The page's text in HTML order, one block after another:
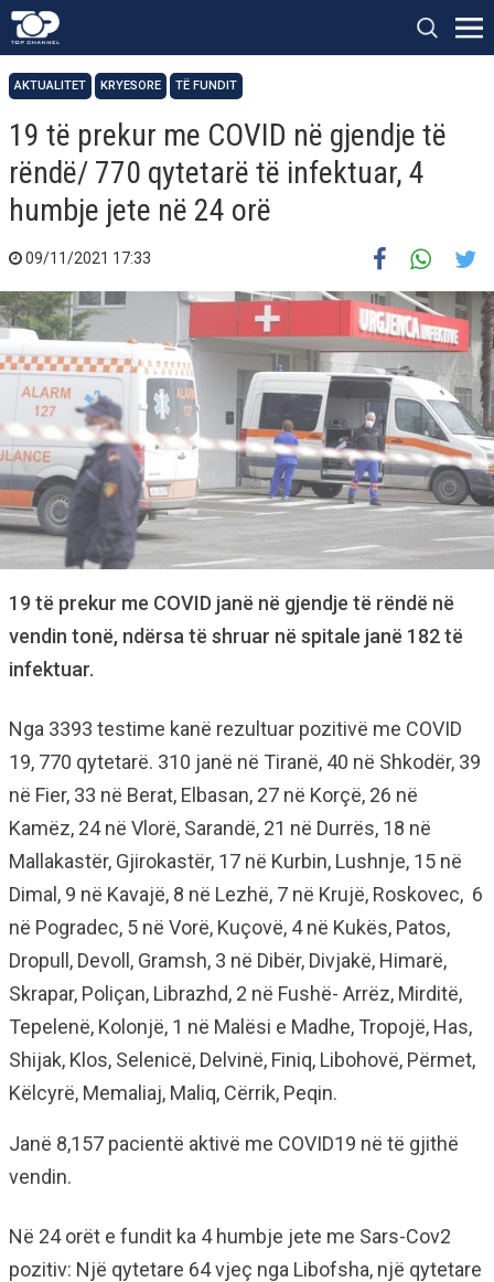
AKTUALITET KRYESORE TË FUNDIT
19 të prekur me COVID në gjendje të
rëndë/ 770 qytetarë të infektuar, 4
humbje jete në 24 orë
09/11/2021 17:33
19 të prekur me COVID janë në gjendje të rëndë në
vendin tonë, ndërsa të shruar në spitale janë 182 të
infektuar.
Nga 3393 testime kanë rezultuar pozitivë me COVID
19, 770 qytetarë. 310 janë në Tiranë, 40 në Shkodër, 39
në Fier, 33 në Berat, Elbasan, 27 në Korçë, 26 në
Kamëz, 24 në Vlorë, Sarandë, 21 në Durrës, 18 në
Mallakastër, Gjirokastër, 17 në Kurbin, Lushnje, 15 në
Dimal, 9 në Kavajë, 8 në Lezhë, 7 në Krujë, Roskovec, 6
në Pogradec, 5 në Vorë, Kuçovë, 4 në Kukës, Patos,
Dropull, Devoll, Gramsh, 3 në Dibër, Divjakë, Himarë,
Skrapar, Poliçan, Librazhd, 2 në Fushë- Arrëz, Mirditë,
Tepelenë, Kolonjë, 1 në Malësi e Madhe, Tropojë, Has,
Shijak, Klos, Selenicë, Delvinë, Finiq, Libohovë, Përmet,
Këlcyrë, Memaliaj, Maliq, Cërrik, Peqin.
Janë 8,157 pacientë aktivë me COVID19 në të gjithë
vendin.
Në 24 orët e fundit ka 4 humbje jete me Sars-Cov2
pozitiv: Një qytetare 64 vjeç nga Libofsha, një qytetare